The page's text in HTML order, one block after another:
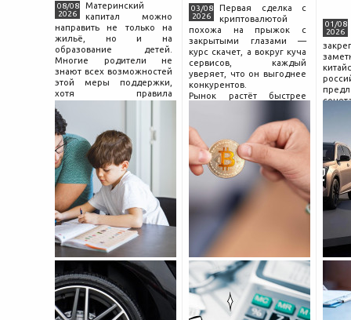
08/08
2026
Материнский
капитал можно
направить не только на
жильё, но и на
образование детей.
Многие родители не
знают всех возможностей
этой меры поддержки,
хотя правила
учёбу довольно понятны,
если разобраться в них
заранее и подготовить
03/08
2026
Первая сделка с
криптовалютой
похожа на прыжок с
закрытыми глазами —
курс скачет, а вокруг куча
сервисов, каждый
уверяет, что он выгоднее
конкурентов.
Рынок растёт быстрее
поведения на нём.
Петербургские
криптообменники,
московские
01/08
2026